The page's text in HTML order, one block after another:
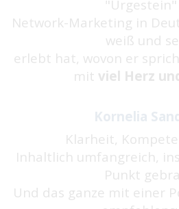
"Urgestein"
Network-Marketing in
weiß und
erlebt hat, wovon er
mit viel Herz
Kornelia
Klarheit,
Inhaltlich umfangreich,
Punkt
Und das ganze mit einer